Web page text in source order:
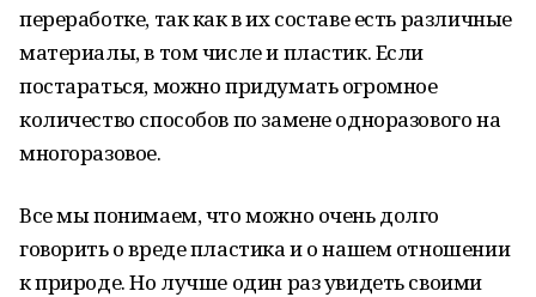
переработке, так как в их составе есть различные
материалы, в том числе и пластик. Если
постараться, можно придумать огромное
количество способов по замене одноразового на
многоразовое.
Все мы понимаем, что можно очень долго
говорить о вреде пластика и о нашем отношении
к природе. Но лучше один раз увидеть своими